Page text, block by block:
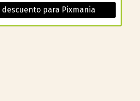
descuento para Pixmania